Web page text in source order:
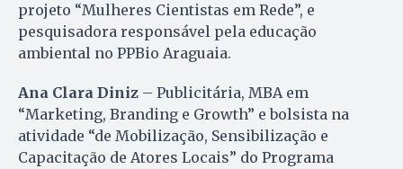
projeto “Mulheres Cientistas em Rede”, e
pesquisadora responsável pela educação
ambiental no PPBio Araguaia.
Ana Clara Diniz – Publicitária, MBA em
“Marketing, Branding e Growth” e bolsista na
atividade “de Mobilização, Sensibilização e
Capacitação de Atores Locais” do Programa